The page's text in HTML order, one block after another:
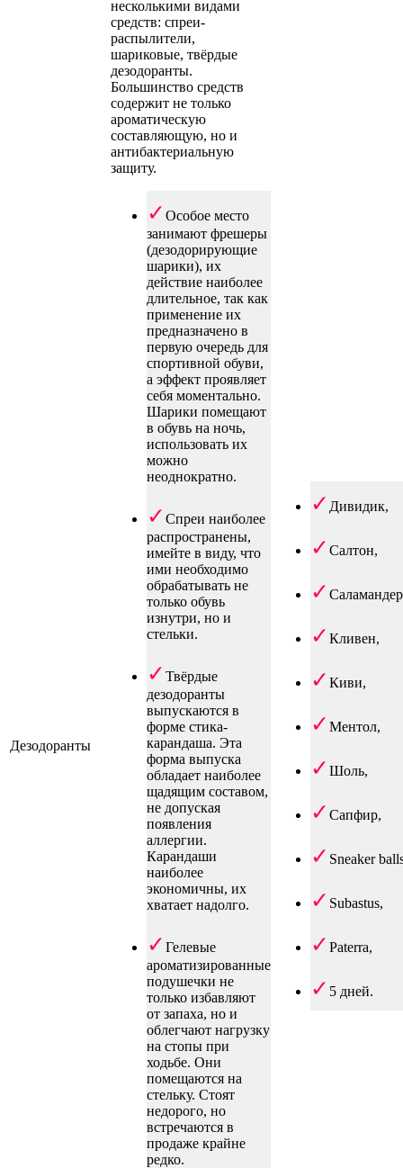
Дезодоранты
несколькими видами
средств: спреи-
распылители,
шариковые, твёрдые
дезодоранты.
Большинство средств
содержит не только
ароматическую
составляющую, но и
антибактериальную
защиту.
Особое место
занимают фрешеры
(дезодорирующие
шарики), их
действие наиболее
длительное, так как
применение их
предназначено в
первую очередь для
спортивной обуви,
а эффект проявляет
себя моментально.
Шарики помещают
в обувь на ночь,
использовать их
можно
неоднократно.
Спреи наиболее
распространены,
имейте в виду, что
ими необходимо
обрабатывать не
только обувь
изнутри, но и
стельки.
Твёрдые
дезодоранты
выпускаются в
форме стика-
карандаша. Эта
форма выпуска
обладает наиболее
щадящим составом,
не допуская
появления
аллергии.
Карандаши
наиболее
экономичны, их
хватает надолго.
Гелевые
ароматизированные
подушечки не
только избавляют
от запаха, но и
облегчают нагрузку
на стопы при
ходьбе. Они
помещаются на
стельку. Стоят
недорого, но
встречаются в
продаже крайне
редко.
Дивидик,
Салтон,
Кливен,
Киви,
Ментол,
Шоль,
Сапфир,
Sneaker
Subastus,
Paterra,
5 дней.